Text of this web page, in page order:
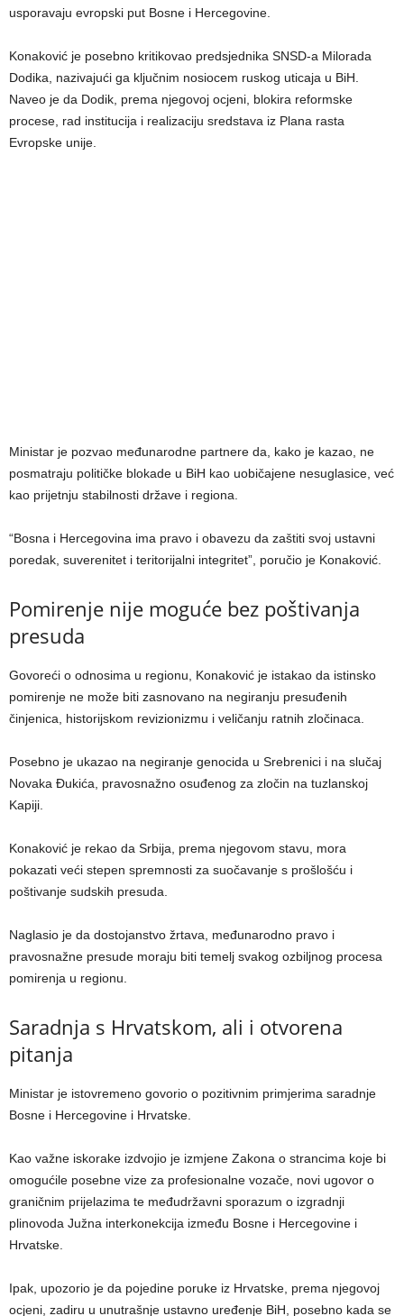
usporavaju evropski put Bosne i Hercegovine.
Konaković je posebno kritikovao predsjednika SNSD-a Milorada
Dodika, nazivajući ga ključnim nosiocem ruskog uticaja u BiH.
Naveo je da Dodik, prema njegovoj ocjeni, blokira reformske
procese, rad institucija i realizaciju sredstava iz Plana rasta
Evropske unije.
Ministar je pozvao međunarodne partnere da, kako je kazao, ne
posmatraju političke blokade u BiH kao uobičajene nesuglasice, već
kao prijetnju stabilnosti države i regiona.
“Bosna i Hercegovina ima pravo i obavezu da zaštiti svoj ustavni
poredak, suverenitet i teritorijalni integritet”, poručio je Konaković.
Pomirenje nije moguće bez poštivanja
presuda
Govoreći o odnosima u regionu, Konaković je istakao da istinsko
pomirenje ne može biti zasnovano na negiranju presuđenih
činjenica, historijskom revizionizmu i veličanju ratnih zločinaca.
Posebno je ukazao na negiranje genocida u Srebrenici i na slučaj
Novaka Đukića, pravosnažno osuđenog za zločin na tuzlanskoj
Kapiji.
Konaković je rekao da Srbija, prema njegovom stavu, mora
pokazati veći stepen spremnosti za suočavanje s prošlošću i
poštivanje sudskih presuda.
Naglasio je da dostojanstvo žrtava, međunarodno pravo i
pravosnažne presude moraju biti temelj svakog ozbiljnog procesa
pomirenja u regionu.
Saradnja s Hrvatskom, ali i otvorena
pitanja
Ministar je istovremeno govorio o pozitivnim primjerima saradnje
Bosne i Hercegovine i Hrvatske.
Kao važne iskorake izdvojio je izmjene Zakona o strancima koje bi
omogućile posebne vize za profesionalne vozače, novi ugovor o
graničnim prijelazima te međudržavni sporazum o izgradnji
plinovoda Južna interkonekcija između Bosne i Hercegovine i
Hrvatske.
Ipak, upozorio je da pojedine poruke iz Hrvatske, prema njegovoj
ocjeni, zadiru u unutrašnje ustavno uređenje BiH, posebno kada se